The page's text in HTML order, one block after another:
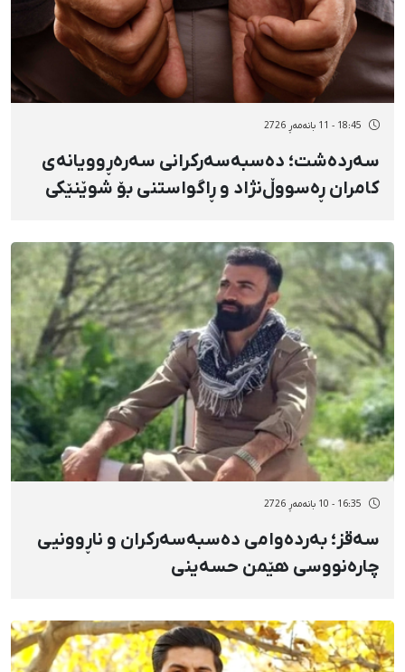
18:45 - 11 بانەمەڕ 2726
سەردەشت؛ دەسبەسەرکرانی سەرەڕوویانەی
کامران ڕەسووڵ‌نژاد و ڕاگواستنی بۆ شوێنێکی
16:35 - 10 بانەمەڕ 2726
سەقز؛ بەردەوامی دەسبەسەرکران و ناڕوونیی
چارەنووسی هێمن حسەینی